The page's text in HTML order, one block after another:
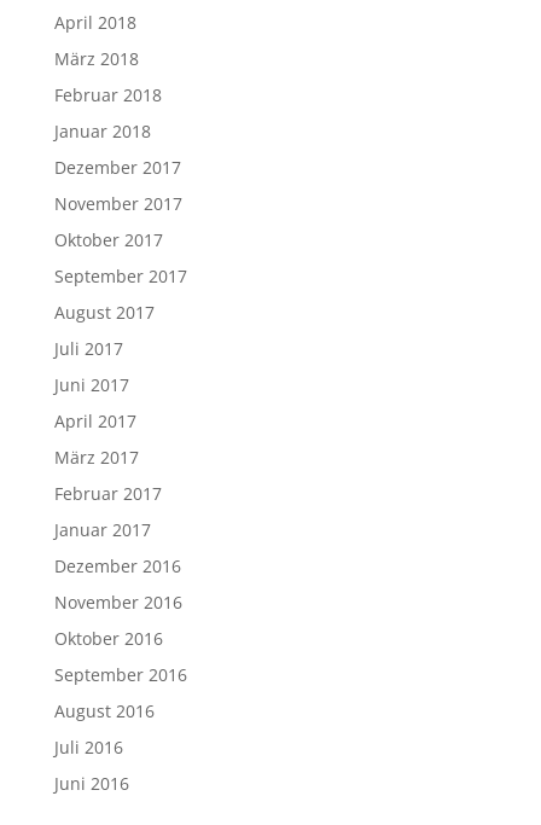
April 2018
März 2018
Februar 2018
Januar 2018
Dezember 2017
November 2017
Oktober 2017
September 2017
August 2017
Juli 2017
Juni 2017
April 2017
März 2017
Februar 2017
Januar 2017
Dezember 2016
November 2016
Oktober 2016
September 2016
August 2016
Juli 2016
Juni 2016